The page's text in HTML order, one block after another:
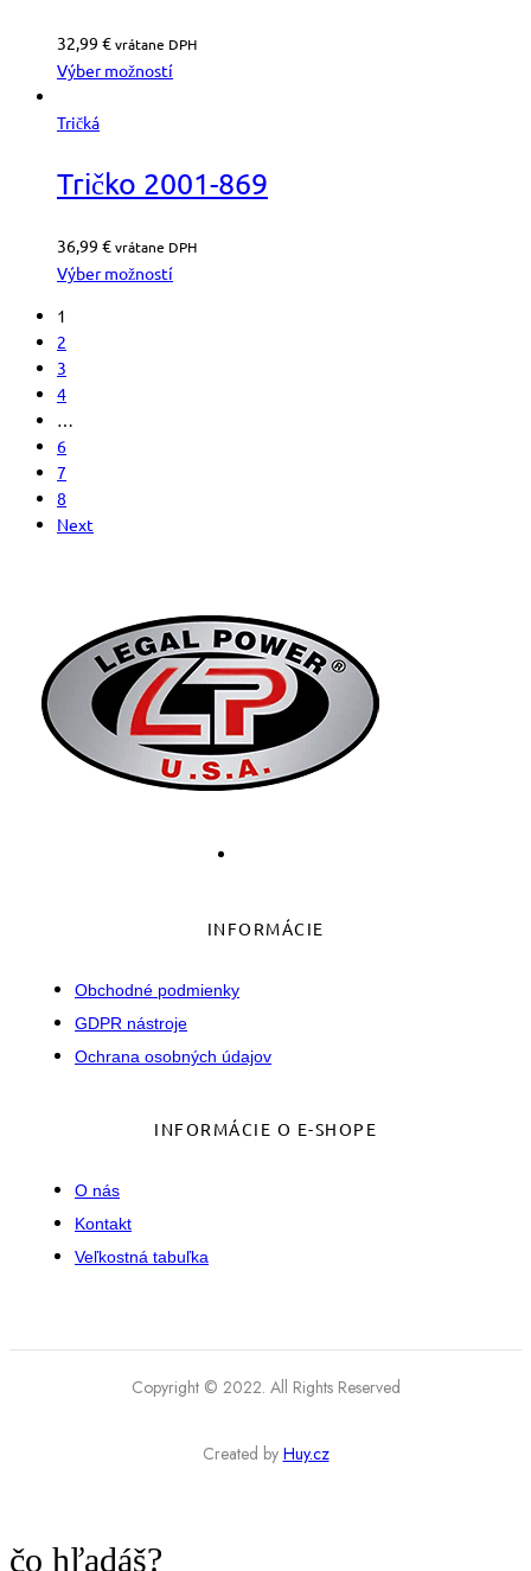
32,99 €vrátane DPH
Výber možností
Tričká
Tričko 2001-869
36,99 €vrátane DPH
Výber možností
1
2
3
4
…
6
7
8
Next
INFORMÁCIE
Obchodné podmienky
GDPR nástroje
Ochrana osobných údajov
INFORMÁCIE O E-SHOPE
O nás
Kontakt
Veľkostná tabuľka
Copyright © 2022. All Rights Reserved
Created by Huy.cz
čo hľadáš?